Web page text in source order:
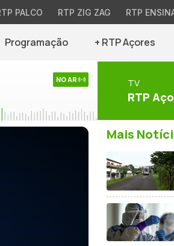
PALCO RTP ZIG ZAG RTP
Programação + RTP Açores
NO AR TV
RTP
Mais